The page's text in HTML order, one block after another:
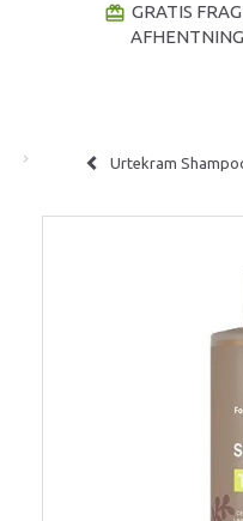
redeem GRATIS
Urtekram